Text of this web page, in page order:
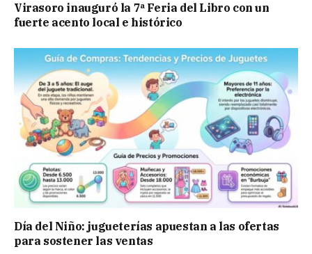
Virasoro inauguró la 7ª Feria del Libro con un
fuerte acento local e histórico
Día del Niño: jugueterías apuestan a las ofertas
para sostener las ventas